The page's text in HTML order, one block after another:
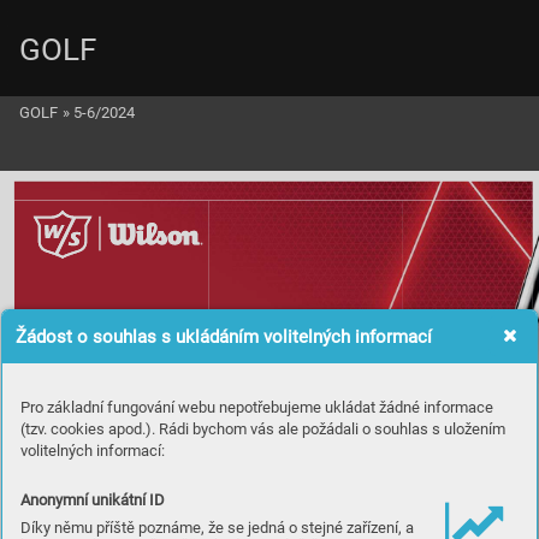
Žádost o souhlas s ukládáním volitelných informací
Pro základní fungování webu nepotřebujeme ukládat žádné informace
(tzv. cookies apod.). Rádi bychom vás ale požádali o souhlas s uložením
volitelných informací:
Anonymní unikátní ID
Díky němu příště poznáme, že se jedná o stejné zařízení, a
H I T MORE F AIRWAYS
HIT MO RE F AIRWAY S
GOLF
GOLF » 5-6/2024